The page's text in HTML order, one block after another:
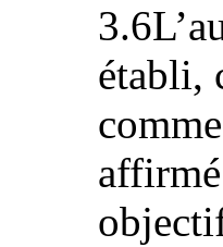
établi,